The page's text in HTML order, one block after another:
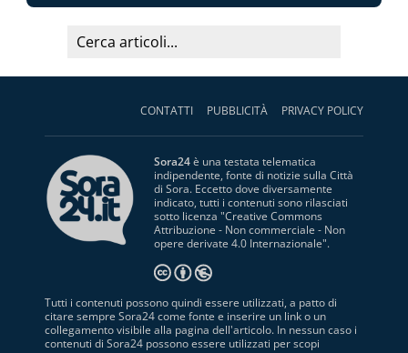
CONTATTI PUBBLICITÀ PRIVACY POLICY
Sora24è una testata telematica
indipendente, fonte di notizie sulla Città
di Sora. Eccetto dove diversamente
indicato, tutti i contenuti sono rilasciati
sotto licenza "Creative Commons
Attribuzione - Non commerciale - Non
opere derivate 4.0 Internazionale".
Tutti i contenuti possono quindi essere utilizzati, a patto di
citare sempre Sora24 come fonte e inserire un link o un
collegamento visibile alla pagina dell'articolo. In nessun caso i
contenuti di Sora24 possono essere utilizzati per scopi